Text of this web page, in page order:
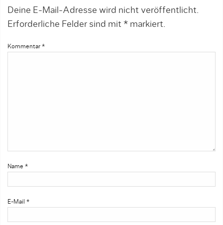
Deine E-Mail-Adresse wird nicht veröffentlicht.
Erforderliche Felder sind mit * markiert.
Kommentar *
Name *
E-Mail *